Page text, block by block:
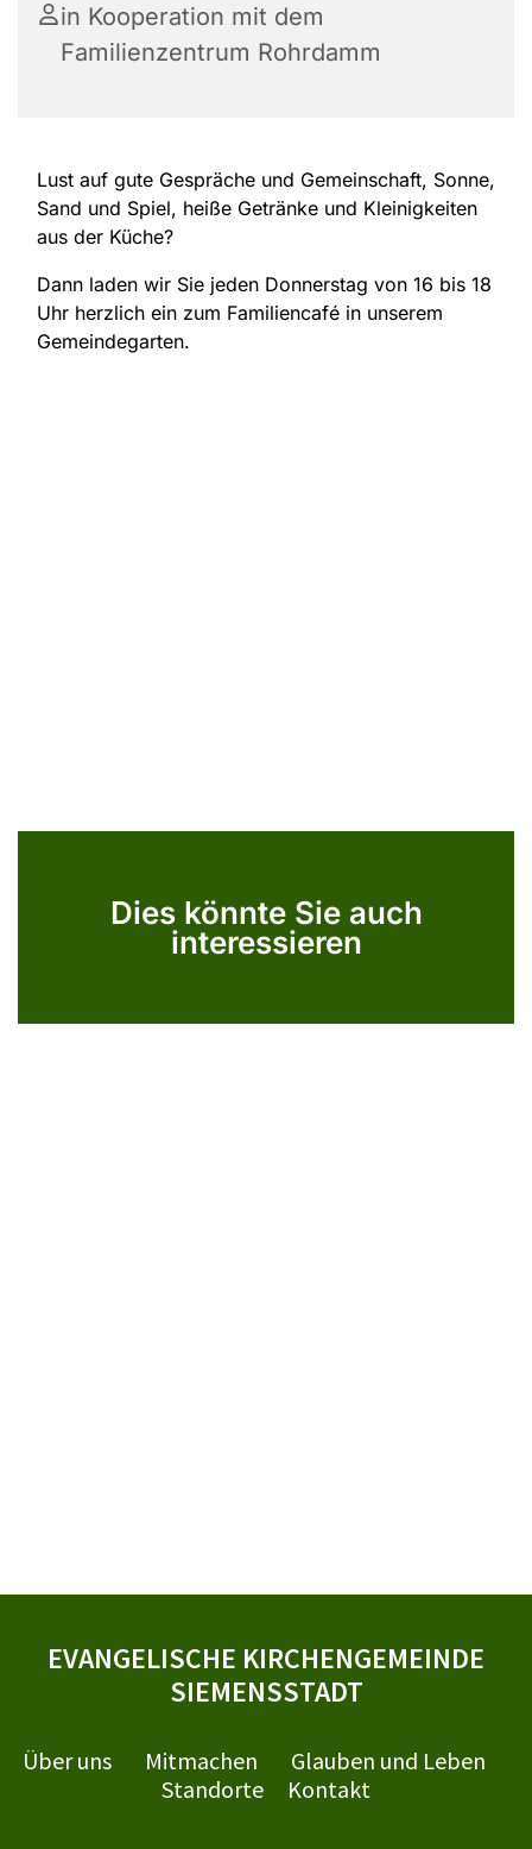
in Kooperation mit dem
Familienzentrum Rohrdamm
Lust auf gute Gespräche und Gemeinschaft, Sonne,
Sand und Spiel, heiße Getränke und Kleinigkeiten
aus der Küche?
Dann laden wir Sie jeden Donnerstag von 16 bis 18
Uhr herzlich ein zum Familiencafé in unserem
Gemeindegarten.
Dies könnte Sie auch
interessieren
EVANGELISCHE KIRCHENGEMEINDE
SIEMENSSTADT
Über uns Mitmachen Glauben und Leben
Standorte
Kontakt